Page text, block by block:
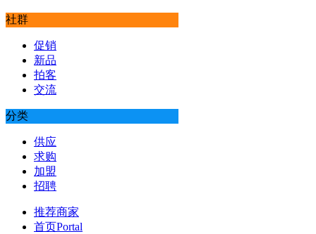
社群
促销
新品
拍客
交流
分类
供应
求购
加盟
招聘
推荐商家
首页Portal